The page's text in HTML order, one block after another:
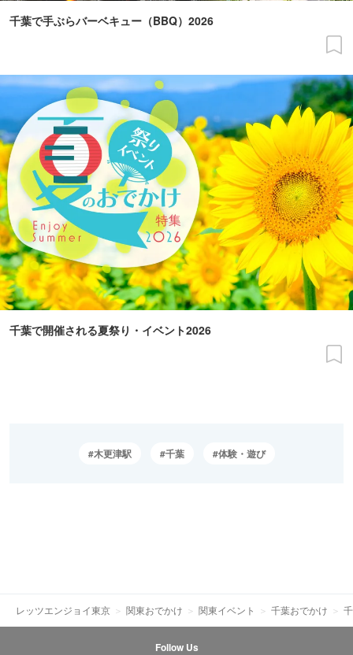
千葉で手ぶらバーベキュー（BBQ）2026
千葉で開催される夏祭り・イベント2026
木更津駅 千葉 体験・遊び
レッツエンジョイ東京 関東おでかけ 関東イベント 千葉おでかけ
Follow Us